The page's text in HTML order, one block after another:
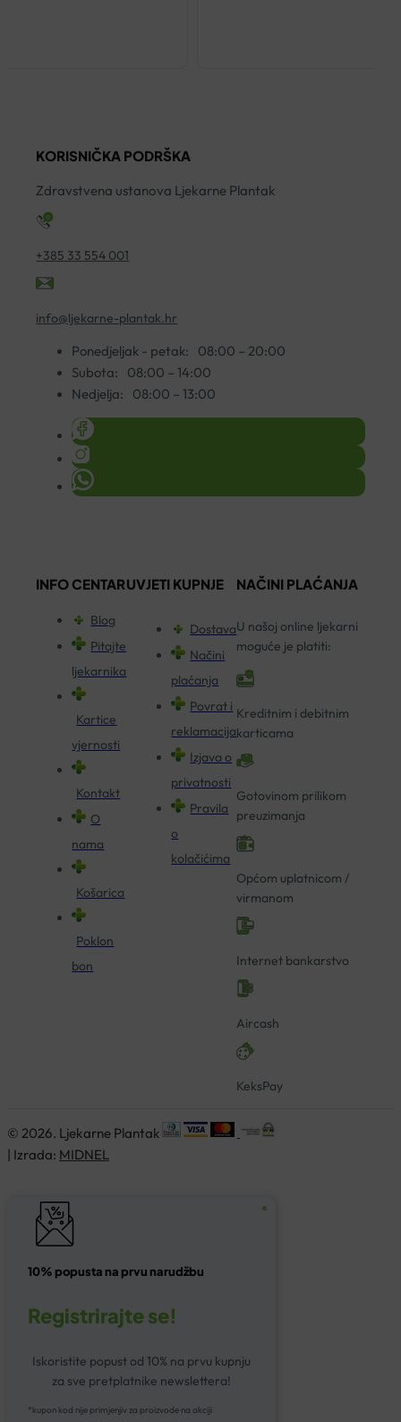
KORISNIČKA PODRŠKA
Zdravstvena ustanova Ljekarne Plantak
+385 33 554 001
info@ljekarne-plantak.hr
Ponedjeljak - petak:
08:00 – 20:00
Subota:
08:00 – 14:00
Nedjelja:
08:00 – 13:00
INFO CENTAR
Blog
Pitajte
ljekarnika
Kartice
vjernosti
Kontakt
O
nama
Košarica
Poklon
bon
UVJETI KUPNJE
Dostava
Načini
plaćanja
Povrat i
reklamacija
Izjava o
privatnosti
Pravila
o
kolačićima
NAČINI PLAĆANJA
U našoj online ljekarni
moguće je platiti:
Kreditnim i debitnim
karticama
Gotovinom prilikom
preuzimanja
Općom uplatnicom /
virmanom
Internet bankarstvo
Aircash
KeksPay
© 2026. Ljekarne Plantak
| Izrada: MIDNEL
10% popusta na prvu narudžbu
Registrirajte se!
Iskoristite popust od 10% na prvu kupnju
za sve pretplatnike newslettera!
*kupon kod nije primjenjiv za proizvode na akciji